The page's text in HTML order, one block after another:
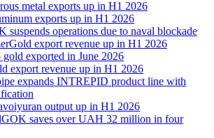
metal exports up in H1 2026
exports up in H1 2026
suspends operations due to naval blockade
export revenue up in H1 2026
exported in June 2026
export revenue up in H1 2026
expands INTREPID product line with
output up in H1 2026
saves over UAH 32 million in four